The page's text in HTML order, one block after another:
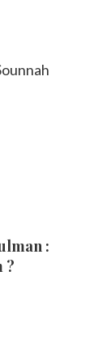
:
?